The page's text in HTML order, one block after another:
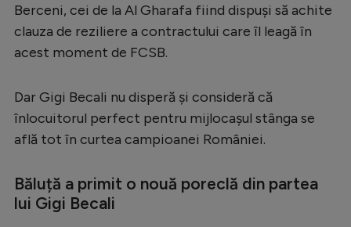
EURO 2024
Handbal
Natație
Berceni, cei de la Al Gharafa fiind dispuși să achite
clauza de reziliere a contractului care îl leagă în
acest moment de FCSB.
Dar Gigi Becali nu disperă și consideră că
înlocuitorul perfect pentru mijlocașul stânga se
află tot în curtea campioanei României.
Băluță a primit o nouă poreclă din partea
lui Gigi Becali